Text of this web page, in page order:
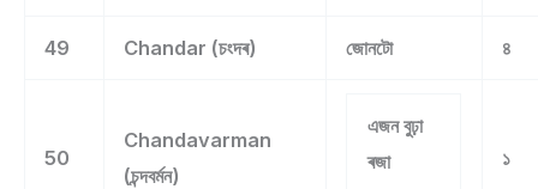
49 Chandar (চংদৰ) জোনটো ৪
50
Chandavarman
(চন্দবৰ্মন)
এজন বুঢ়া
ৰজা
১